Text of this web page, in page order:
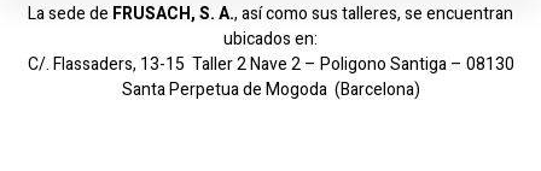
La sede de FRUSACH, S. A., así como sus talleres, se encuentran
ubicados en:
C/. Flassaders, 13-15 Taller 2 Nave 2 – Poligono Santiga – 08130
Santa Perpetua de Mogoda (Barcelona)